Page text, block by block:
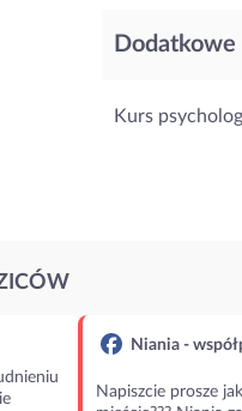
Kurs
Niania -
Napiszcie prosze